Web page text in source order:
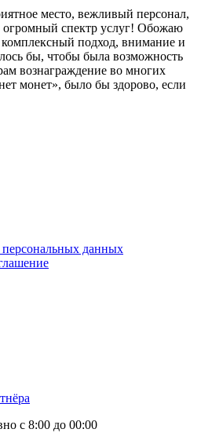
место, вежливый персонал,
спектр услуг! Обожаю
подход, внимание и
бы, чтобы была возможность
вознаграждение во многих
монет», было бы здорово, если
данных
с 8:00 до 00:00